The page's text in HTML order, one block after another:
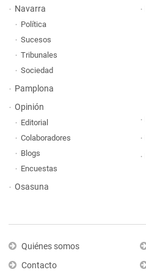
Navarra
Política
Sucesos
Tribunales
Sociedad
Pamplona
Opinión
Editorial
Colaboradores
Blogs
Encuestas
Osasuna
Quiénes somos
Contacto